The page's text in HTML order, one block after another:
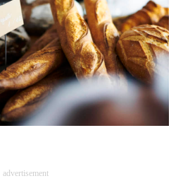
advertisement